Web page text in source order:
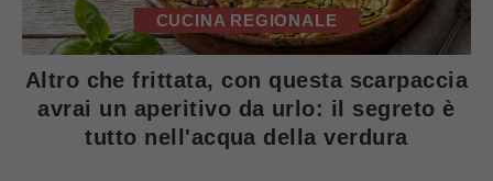
CUCINA REGIONALE
Altro che frittata, con questa scarpaccia
avrai un aperitivo da urlo: il segreto è
tutto nell'acqua della verdura